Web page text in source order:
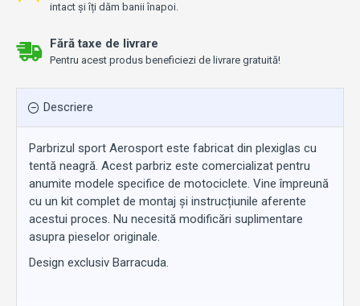
Fără taxe de livrare
Pentru acest produs beneficiezi de livrare gratuită!
intact și îți dăm banii înapoi.
Descriere
Parbrizul sport Aerosport este fabricat din plexiglas cu
tentă neagră. Acest parbriz este comercializat pentru
anumite modele specifice de motociclete. Vine împreună
cu un kit complet de montaj și instrucțiunile aferente
acestui proces. Nu necesită modificări suplimentare
asupra pieselor originale.
Design exclusiv Barracuda.